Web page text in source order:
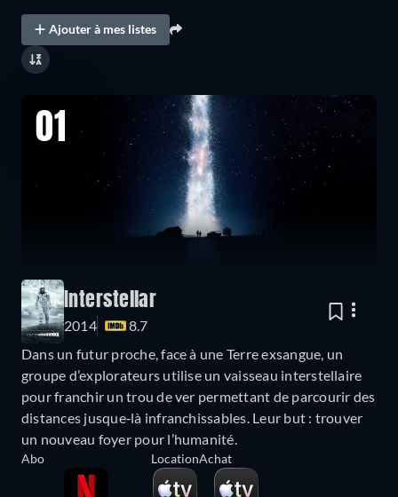
Ajouter à mes listes
01
Interstellar
2014
8.7
Dans un futur proche, face à une Terre exsangue, un
groupe d’explorateurs utilise un vaisseau interstellaire
pour franchir un trou de ver permettant de parcourir des
distances jusque‐là infranchissables. Leur but : trouver
un nouveau foyer pour l’humanité.
Abo LocationAchat